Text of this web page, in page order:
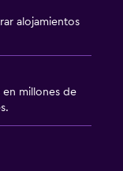
alojamientos
en millones de